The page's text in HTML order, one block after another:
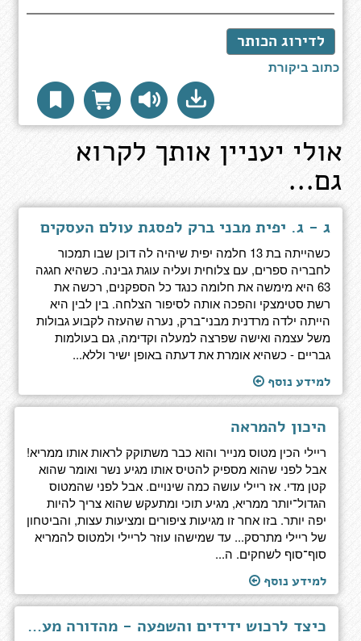
לדירוג הכותר
כתוב ביקורת
אולי יעניין אותך לקרוא
גם...
ג - ג. יפית מבני ברק לפסגת עולם העסקים
כשהייתה בת 13 חלמה יפית שיהיה לה דוכן שבו תמכור
לחבריה ספרים, עם צלוחית ועליה עוגת גבינה. כשהיא חגגה
63 היא מימשה את חלומה כנגד כל הספקנים, רכשה את
רשת סטימצקי והפכה אותה לסיפור הצלחה. בין לבין היא
הייתה ילדה מרדנית מבני־ברק, נערה שהעזה לקבוע גבולות
משל עצמה ואישה שפרצה למעלה וקדימה, גם בעולמות
גבריים - כשהיא אומרת את דעתה באופן ישיר וללא...
למידע נוסף
היכון להמראה
ריילי הכין מטוס מנייר והוא כבר משתוקק לראות אותו ממריא!
אבל לפני שהוא מספיק להטיס אותו מגיע נשר ואומר שהוא
קטן מדי. אז ריילי עושה כמה שינויים. אבל לפני שהמטוס
הגדול־יותר ממריא, מגיע תוכי ומתעקש שהוא צריך להיות
יפה יותר. בזו אחר זו מגיעות ציפורים ומציעות עצות, והביטחון
של ריילי מתרסק... עד שמישהו עוזר לריילי ולמטוס להמריא
סוף־סוף לשחקים. ה...
למידע נוסף
כיצד לרכוש ידידים והשפעה - מהדורה מעודכנת לדור המנהיגים הבא